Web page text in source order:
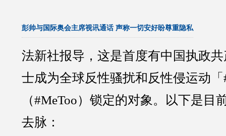
彭帅与国际奥会主席视讯通话 声称一切安好盼尊重隐私
法新社报导，这是首度有中国执政
士成为全球反性骚扰和反性侵运动
（#MeToo）锁定的对象。以下是目
去脉：